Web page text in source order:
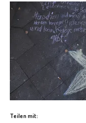
Teilen mit: